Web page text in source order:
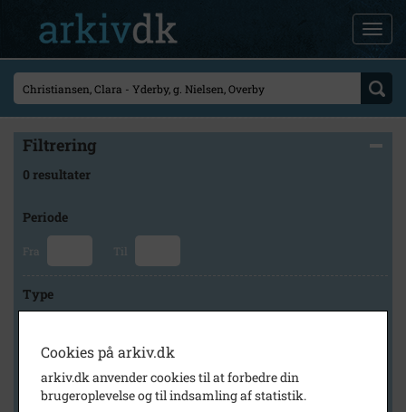
Filtrering
0 resultater
Periode
Fra Til
Type
Arkiv
Odsherred Lokalarkiv
Cookies på arkiv.dk
arkiv.dk anvender cookies til at forbedre din
brugeroplevelse og til indsamling af statistik.